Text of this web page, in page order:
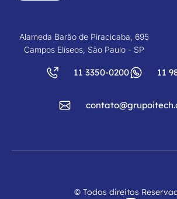
Alameda Barão de Piracicaba, 695
Campos Elíseos, São Paulo - SP
11 3350-0200 11
© Todos direitos